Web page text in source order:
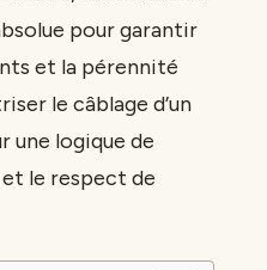
pour garantir
et la pérennité
le câblage d’un
une logique de
le respect de